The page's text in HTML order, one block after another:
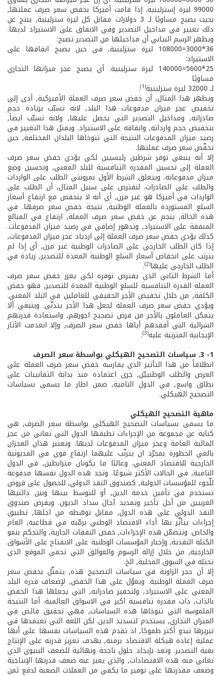
99000 ليرة إسترلينية. إذا قامت أميركا بخفض سعر صرف عملتها,
بحيث يصبح مساويًا لـ 3 دولارات مقابل كل ليرة سترلينية, ينتج عن
ذلك تغيير في مداخيل التصدير وفي الانفاق على الاستيراد لديها.
ويظهر الرسم البياني أن مداخيلها من التصدير تصبح:
36*3000=108000 ليرة سترلينية, في حين يصبح انفاقها على
الاستيراد:
25*5600=140000 ليرة سترلينية. أي يصبح عجز ميزانها التجاري
مساويًا
لـ 32000 ليرة سترلينية (1)
.
ويظهر هذا المثال, أن خفض سعر صرف العملة الأميركية, أدى إلى
تخفيض عجز ميزان مدفوعات هذا البلد, لانه تسبّب بزيادة حجم
صادراته, ومداخيل التصدير التي يحصل عليها, ولانه تسبّب ايضاً,
بتخفيض حجم وارداته, وانفاقه على الاستيراد. ويمثل هذا التغيير في
رصيد ميزان المدفوعات النتيجة التي تتوخاها البلدان المختلفة, حين
تخفّض سعر صرف عملتها.
إلا أنه ينبغي توفر شرطين رئيسيين لكي يؤدي خفض سعر صرف
العملة إلى تحسين المقدرة التنافسية للبلد المعني, وتحسين وضع
ميزان مدفوعاته. ويتعلق الشرط الأول بمرونتي الطلب على الواردات
والطلب على الصادرات. لنفترض على سبيل المثال, أن الطلب على
الواردات في أميركا هو غير مرن, أي أنه لا ينخفض مع ارتفاع أسعار
السلع المستوردة بالعملة الوطنية, نتيجة خفض سعر صرفها. في
هذه الحالة, ينجم عن خفض سعر صرف العملة, ارتفاع في المبالغ
المنفقة على الاستيراد, وتدهور إضافي في رصيد ميزان المدفوعات.
كذلك يؤدي خفض سعر صرف العملة إلى ازدياد عجز ميزان المدفوعات,
إذا كان الطلب الخارجي على الصادرات الوطنية غير مرن, أي إذا لم
يترتب على انخفاض أسعار السلع الوطنية المعدة للتصدير, زيادة في
الطلب الخارجي عليها(2)
.
أما الشرط الثاني الذي يفترض توفره لكي يعزز خفض سعر صرف
العملة القدرة التنافسية للسلع الوطنية المعدة للتصدير, فهو خفض
الكلفة, من خلال تخفيض الأجر الحقيقي للعاملين في البلد المعني.
ويؤدي خفض سعر صرف العملة لجعل هذا الأجر يتدنّى. وينبغي ألا
يتمكن العاملون بالأجر من فرض تصحيح اجورهم, واستعادة قدرتهم
الشرائية التي أفقدهم أياها خفض سعر الصرف, وإلا انعدمت الآثار
الإيجابية المترتبة عليه(3)
.
1- ­3. سياسات التصحيح الهيكلي بواسطة سعر الصرف
انطلاقاً من هذا التأثير الذي يمارسه خفض سعر صرف العملة على
العرض والطلب الوطنييّن, جرى اعتماده منذ بداية الثمانينات على
نطاق واسع, في الدول النامية, ضمن اطار ما يسمى بسياسات
التصحيح الهيكلي.
ماهية التصحيح الهيكلي
ما يسمى بسياسات التصحيح الهيكلي بواسطة سعر الصرف, هي
كناية عن مجموعة من الإجراءات تطبقها الدول التي تعاني من عجز
المالية العامة وعجز ميزان المدفوعات لديها. ويعتبر هذان العجزان
بالغي الخطورة بمجرّد ان يترتّب عليهما ارتفاع قوي في المديونية
الخارجية للاقتصاد المعني. وغالبًا ما يكونان مترابطين, في الدول
النامية, في الحالات الأكثر شيوعًا. وتجد هذه الدول نفسها مدفوعة
للّجوء للمؤسسات الدولية, كصندوق النقد الدولي, للحصول على قروض
تستخدم في تأمين خدمة الدين, أو للتوسط بينها وبين دائنيها
الغربيين من أجل تأخير وتمديد آجال سداد الديون. ويفرض صندوق
النقد الدولي على هذه الدول, مقابل توسّطه من اجلها, تطبيق
إجراءات يتأثّر بها أداء الاقتصاد الوطني برمّته في قطاعيه, العام
والخاص. وتتضمّن هذه الإجراءات, خفض النفقات الجارية, والتحكم بنمو
الكتلة النقدية, وإجبار المؤسسات الوطنية على الانفتاح على الأسواق
الخارجية, من خلال إزالة الرسوم والعوائق التي تحمي الموقع الذي
تحتله في السوق المحلية, الخ.
إلا أن حجر الزاوية في سياسات التصحيح هذه, يتمثّل بخفض سعر
صرف العملة الوطنية. ويعوّل على هذا الخفض, لإضعاف قدرة البلد
المعني على الاستيراد, ولتحفيز صادراته, التي يجعلها هذا الخفض
بالذات, ذات مقدرة تنافسية اكبر في الاسواق العالمية. أما النتيجة
الملموسة التي تتوخاها هذه السياسات, فهي تحقيق فائض في
الميزان التجاري, يستخدم لتسديد الدين. لكن اللغة التي تعتمدها في
تبريرها تبدو أكثر طموحًا, اذ تقدم هذه السياسات نفسها على أنها
عملية إعادة هيكلة الاقتصاد برمته, بهدف تعزيز قدرته على الإنتاج
بغية التصدير. وتعد بإيجاد حلول ناجحة ونهائية للضعف البنيوي الذي
تعاني منه هذه الاقتصادات, والذي يعبر عنه ضعف قدرتها الإنتاجية
وضعف مقدرتها على توفير ما يكفي من العملات الصعبة لدفع ثمن